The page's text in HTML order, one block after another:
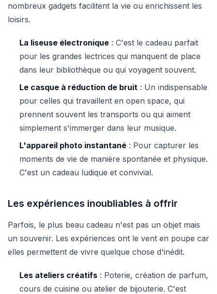
nombreux gadgets facilitent la vie ou enrichissent les
loisirs.
La liseuse électronique : C'est le cadeau parfait
pour les grandes lectrices qui manquent de place
dans leur bibliothèque ou qui voyagent souvent.
Le casque à réduction de bruit : Un indispensable
pour celles qui travaillent en open space, qui
prennent souvent les transports ou qui aiment
simplement s'immerger dans leur musique.
L'appareil photo instantané : Pour capturer les
moments de vie de manière spontanée et physique.
C'est un cadeau ludique et convivial.
Les expériences inoubliables à offrir
Parfois, le plus beau cadeau n'est pas un objet mais
un souvenir. Les expériences ont le vent en poupe car
elles permettent de vivre quelque chose d'inédit.
Les ateliers créatifs : Poterie, création de parfum,
cours de cuisine ou atelier de bijouterie. C'est